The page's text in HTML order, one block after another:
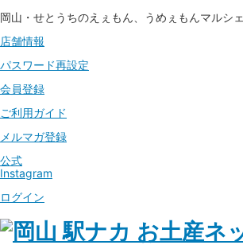
岡山・せとうちのえぇもん、うめぇもんマルシェ
店舗情報
パスワード再設定
会員登録
ご利用ガイド
メルマガ登録
公式
Instagram
ログイン